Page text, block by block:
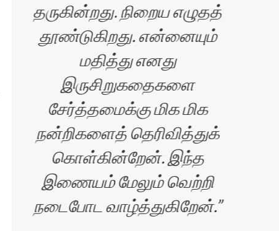
தருகின்றது. நிறைய எழுதத்
தூண்டுகிறது. என்னையும்
மதித்து எனது
இருசிறுகதைகளை
சேர்த்தமைக்கு மிக மிக
நன்றிகளைத் தெரிவித்துக்
கொள்கின்றேன். இந்த
இணையம் மேலும் வெற்றி
நடைபோட வாழ்த்துகிறேன்.